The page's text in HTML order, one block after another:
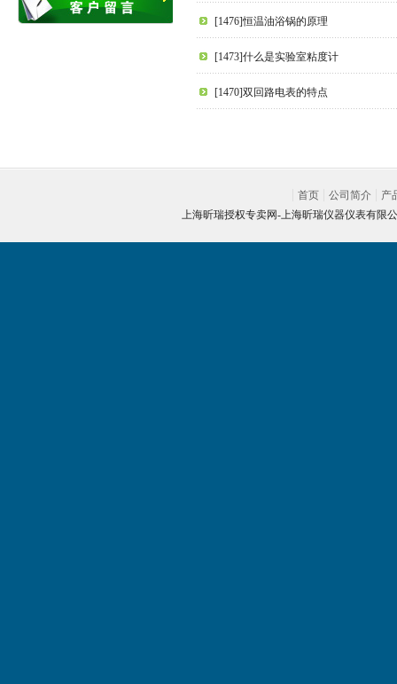
[1476]恒温油浴锅的原理
[1473]什么是实验室粘度计
[1470]双回路电表的特点
首页 公司简介
产
上海昕瑞授权专卖网-上海昕瑞仪器仪表有限